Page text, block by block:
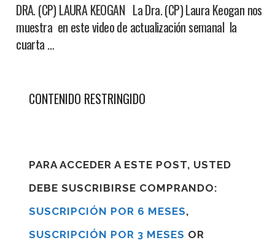
DRA. (CP) LAURA KEOGAN La Dra. (CP) Laura Keogan nos
muestra en este video de actualización semanal la
cuarta …
CONTENIDO RESTRINGIDO
PARA ACCEDER A ESTE POST, USTED
DEBE SUSCRIBIRSE COMPRANDO:
SUSCRIPCIÓN POR 6 MESES,
SUSCRIPCIÓN POR 3 MESES OR